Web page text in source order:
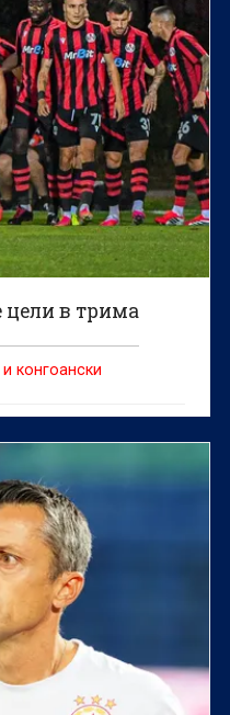
цели в трима
конгоански